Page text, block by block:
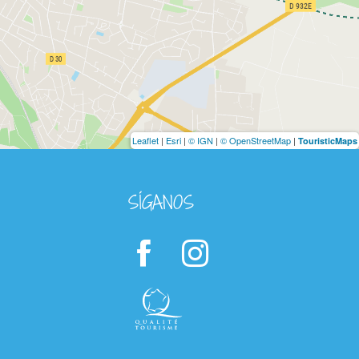
Leaflet | Esri | © IGN | © OpenStreetMap | TouristicMaps
SÍGANOS